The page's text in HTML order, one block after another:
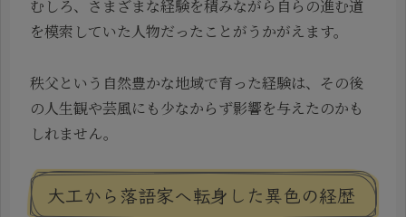
むしろ、さまざまな経験を積みながら自らの進む道
を模索していた人物だったことがうかがえます。
秩父という自然豊かな地域で育った経験は、その後
の人生観や芸風にも少なからず影響を与えたのかも
しれません。
大工から落語家へ転身した異色の経歴